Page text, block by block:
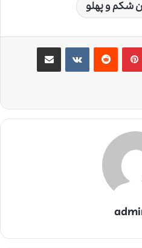
شکم و پهلو
‫رددیت ‫VKontakteاشتراک گذاری از طریق ایمیل